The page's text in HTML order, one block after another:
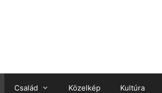
Család Közelkép Kultúra